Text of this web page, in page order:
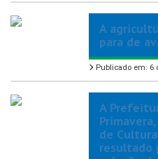
A
para de
Publicado em: 6
A
de
resultado